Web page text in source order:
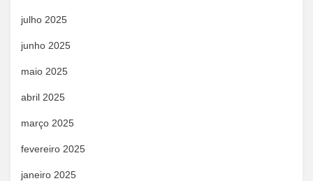
julho 2025
junho 2025
maio 2025
abril 2025
março 2025
fevereiro 2025
janeiro 2025